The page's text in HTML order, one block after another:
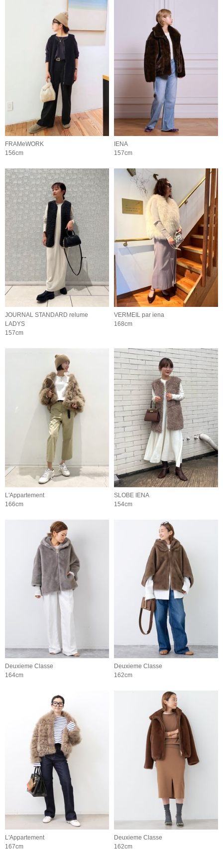
FRAMeWORK
156cm
IENA
157cm
JOURNAL STANDARD relume
LADYS
157cm
VERMEIL par iena
168cm
L'Appartement
166cm
SLOBE IENA
154cm
Deuxieme Classe
164cm
Deuxieme Classe
162cm
L'Appartement
167cm
Deuxieme Classe
162cm